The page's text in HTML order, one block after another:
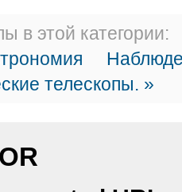
в этой категории:
телескопы. »